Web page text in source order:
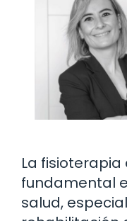
La fisioterapia
fundamental
salud,